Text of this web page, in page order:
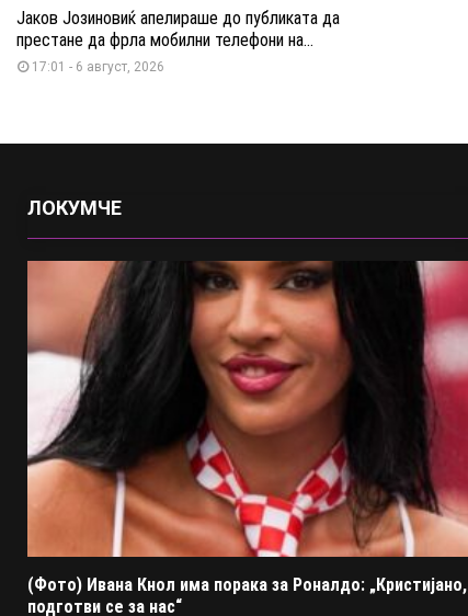
Јаков Јозиновиќ апелираше до публиката да
престане да фрла мобилни телефони на...
17:01 - 6 август, 2026
ЛОКУМЧЕ
(Фото) Ивана Кнол има порака за Роналдо: „Кристијано,
подготви се за нас“